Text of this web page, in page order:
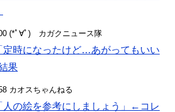
(*ﾟ∀ﾟ)ゞカガクニュース隊
定時になったけど…あがってもいい
果
カオスちゃんねる
人の絵を参考にしましょう」←コレ